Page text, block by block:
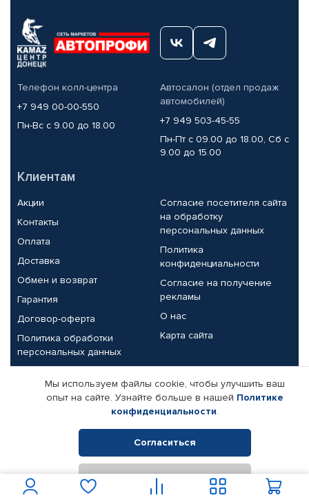
Телефон колл-центра
+7 949 00-00-550
Пн-Вс с 9.00 до 18.00
Автосалон (отдел продаж
автомобилей)
+7 949 503-45-55
Пн-Пт с 09.00 до 18.00, Сб с
9.00 до 15.00
Клиентам
Акции
Контакты
Оплата
Доставка
Обмен и возврат
Гарантия
Договор-оферта
Политика обработки
персональных данных
Согласие посетителя сайта
на обработку
персональных данных
Политика
конфиденциальности
Согласие на получение
рекламы
О нас
Карта сайта
Партнерам
Корпоративным клиентам
Поставщикам
Реквизиты компании
© КАМАЗ ЦЕНТР ДОНЕЦК, 2015-2026. Все права защищены.
Интернет-магазин автомобильных товаров Автопрофи.
Мы используем файлы cookie, чтобы улучшить ваш
опыт на сайте. Узнайте больше в нашей Политике
конфиденциальности.
Согласиться
Отклонить